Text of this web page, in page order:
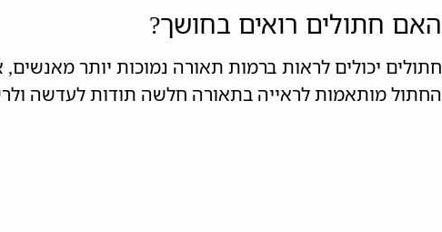
האם חתולים רואים בחושך?
חתולים יכולים לראות ברמות תאורה נמוכות יותר
החתול מותאמות לראייה בתאורה חלשה תודות לעדשה